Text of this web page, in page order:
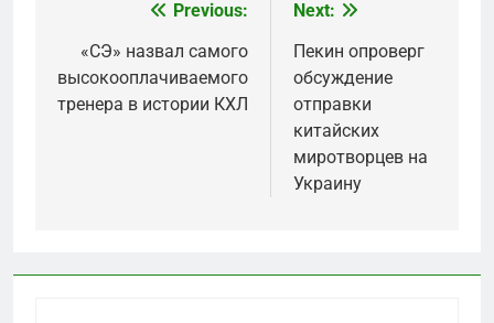
navigation
Previous:
«СЭ» назвал самого
высокооплачиваемого
тренера в истории КХЛ
Next:
Пекин опроверг
обсуждение
отправки
китайских
миротворцев на
Украину